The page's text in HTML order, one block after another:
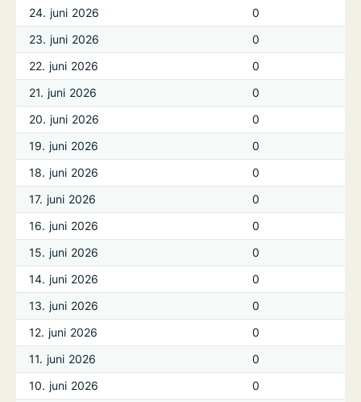
24. juni 2026
0
23. juni 2026
0
22. juni 2026
0
21. juni 2026
0
20. juni 2026
0
19. juni 2026
0
18. juni 2026
0
17. juni 2026
0
16. juni 2026
0
15. juni 2026
0
14. juni 2026
0
13. juni 2026
0
12. juni 2026
0
11. juni 2026
0
10. juni 2026
0